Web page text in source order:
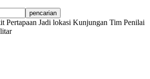
Pertapaan Jadi lokasi Kunjungan Tim Penilai